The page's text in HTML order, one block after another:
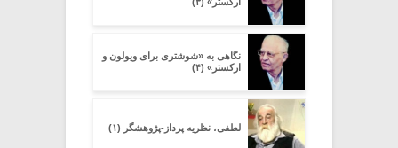
ارکستر» (۳)
نگاهی به «شوشتری برای ویولون و
ارکستر» (۴)
لطفی، نظریه پرداز-پژوهشگر (۱)